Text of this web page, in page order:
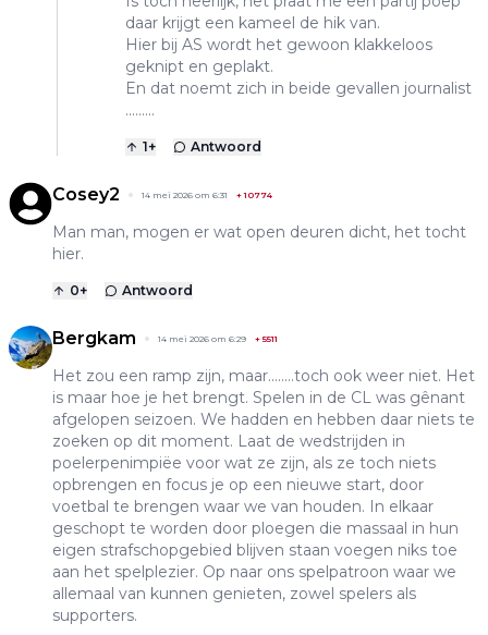
daar krijgt een kameel de hik van.
Hier bij AS wordt het gewoon klakkeloos
geknipt en geplakt.
En dat noemt zich in beide gevallen journalist
.........
1+ Antwoord
Cosey2 14 mei 2026 om 6:31 +10774
Man man, mogen er wat open deuren dicht, het tocht
hier.
0+ Antwoord
Bergkam 14 mei 2026 om 6:29 + 5511
Het zou een ramp zijn, maar........toch ook weer niet. Het
is maar hoe je het brengt. Spelen in de CL was gênant
afgelopen seizoen. We hadden en hebben daar niets te
zoeken op dit moment. Laat de wedstrijden in
poelerpenimpiëe voor wat ze zijn, als ze toch niets
opbrengen en focus je op een nieuwe start, door
voetbal te brengen waar we van houden. In elkaar
geschopt te worden door ploegen die massaal in hun
eigen strafschopgebied blijven staan voegen niks toe
aan het spelplezier. Op naar ons spelpatroon waar we
allemaal van kunnen genieten, zowel spelers als
supporters.